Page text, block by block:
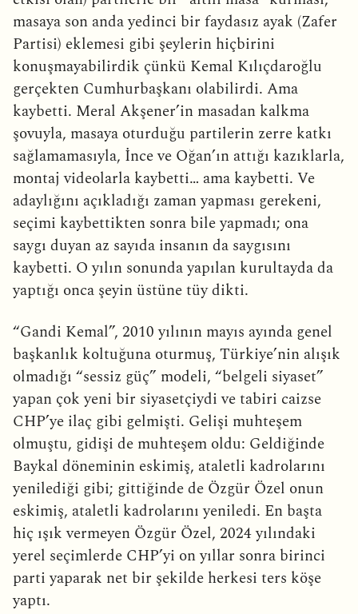
masaya son anda yedinci bir faydasız ayak (Zafer
Partisi) eklemesi gibi şeylerin hiçbirini
konuşmayabilirdik çünkü Kemal Kılıçdaroğlu
gerçekten Cumhurbaşkanı olabilirdi. Ama
kaybetti. Meral Akşener’in masadan kalkma
şovuyla, masaya oturduğu partilerin zerre katkı
sağlamamasıyla, İnce ve Oğan’ın attığı kazıklarla,
montaj videolarla kaybetti… ama kaybetti. Ve
adaylığını açıkladığı zaman yapması gerekeni,
seçimi kaybettikten sonra bile yapmadı; ona
saygı duyan az sayıda insanın da saygısını
kaybetti. O yılın sonunda yapılan kurultayda da
yaptığı onca şeyin üstüne tüy dikti.
“Gandi Kemal”, 2010 yılının mayıs ayında genel
başkanlık koltuğuna oturmuş, Türkiye’nin alışık
olmadığı “sessiz güç” modeli, “belgeli siyaset”
yapan çok yeni bir siyasetçiydi ve tabiri caizse
CHP’ye ilaç gibi gelmişti. Gelişi muhteşem
olmuştu, gidişi de muhteşem oldu: Geldiğinde
Baykal döneminin eskimiş, ataletli kadrolarını
yenilediği gibi; gittiğinde de Özgür Özel onun
eskimiş, ataletli kadrolarını yeniledi. En başta
hiç ışık vermeyen Özgür Özel, 2024 yılındaki
yerel seçimlerde CHP’yi on yıllar sonra birinci
parti yaparak net bir şekilde herkesi ters köşe
yaptı.